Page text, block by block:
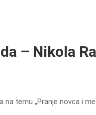
– Nikola
temu „Pranje novca i